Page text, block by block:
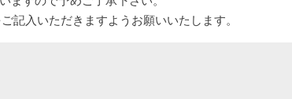
記入いただきますようお願いいたします。